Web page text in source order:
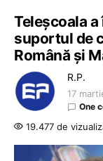
Teleșcoala
suportul de
Română și
R.P.
17
One
19.477 de